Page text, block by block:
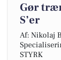
Gør
S’er
Af: Nikolaj
STYRK